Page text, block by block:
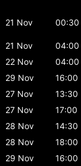
21 Nov 00:30
21 Nov
04:00
22 Nov
04:00
29 Nov
16:00
27 Nov
13:30
27 Nov
17:00
28 Nov
14:30
28 Nov
18:00
29 Nov
16:00